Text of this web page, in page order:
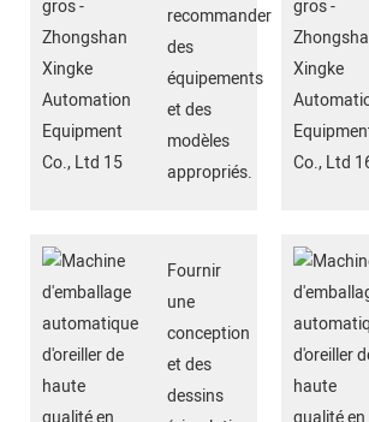
recommander
des
équipements
et des
modèles
appropriés.
Fournir
une
conception
et des
dessins